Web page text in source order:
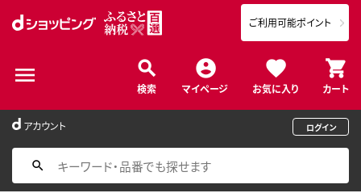
検索 マイページ お気に入り カート
ご利用可能ポイント
アカウント ログイン